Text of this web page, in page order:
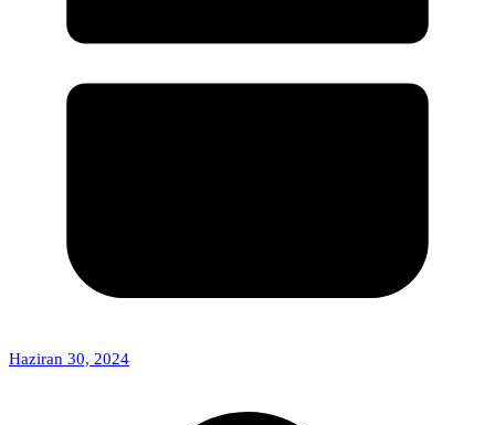
Haziran 30, 2024